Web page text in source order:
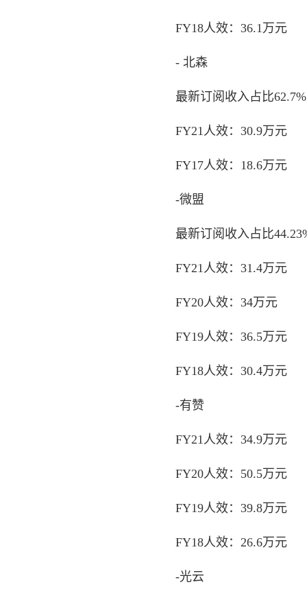
FY18人效：36.1万元
- 北森
最新订阅收入占比62.7%
FY21人效：30.9万元
FY17人效：18.6万元
-微盟
最新订阅收入占比
FY21人效：31.4万元
FY20人效：34万元
FY19人效：36.5万元
FY18人效：30.4万元
-有赞
FY21人效：34.9万元
FY20人效：50.5万元
FY19人效：39.8万元
FY18人效：26.6万元
-光云